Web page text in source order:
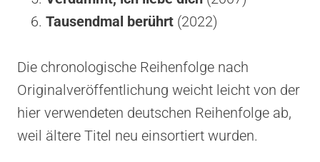
Tausendmal berührt (2022)
Die chronologische Reihenfolge nach
Originalveröffentlichung weicht leicht von der
hier verwendeten deutschen Reihenfolge ab,
weil ältere Titel neu einsortiert wurden.